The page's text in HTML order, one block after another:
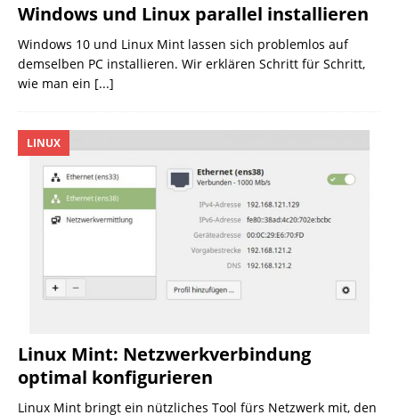
Windows und Linux parallel installieren
Windows 10 und Linux Mint lassen sich problemlos auf
demselben PC installieren. Wir erklären Schritt für Schritt,
wie man ein [...]
Linux Mint: Netzwerkverbindung
optimal konfigurieren
LINUX
Linux Mint bringt ein nützliches Tool fürs Netzwerk mit, den